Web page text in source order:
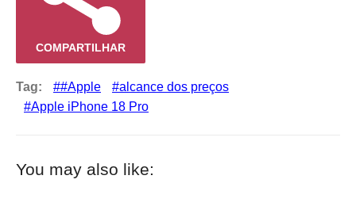
COMPARTILHAR
Tag: #Apple
alcance dos preços
Apple iPhone 18 Pro
You may also like: